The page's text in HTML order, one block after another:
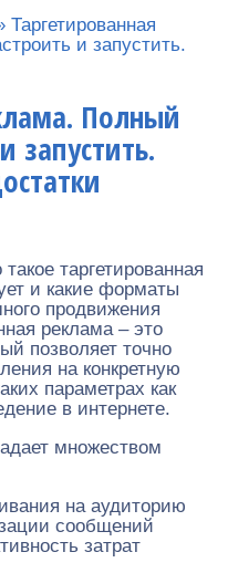
Таргетированная
и запустить.
Полный
запустить.
таргетированная
и какие форматы
продвижения
реклама – это
позволяет точно
на конкретную
параметрах как
в интернете.
множеством
на аудиторию
сообщений
затрат